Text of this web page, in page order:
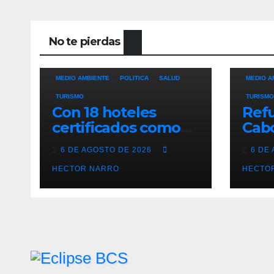
No te pierdas
MEDIO AMBIENTE POLITICA SALUD
TURISMO
Con 18 hoteles
certificados como
refugios
temporales,
Gobierno de Los
Cabos refuerza la
6 DE AGOSTO DE 2026
HECTOR NARRO
MEDIO
TURISMO
6 DE